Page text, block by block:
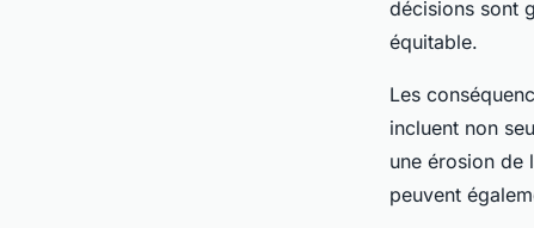
décisions sont
équitable.
Les
incluent non
une érosion de
peuvent